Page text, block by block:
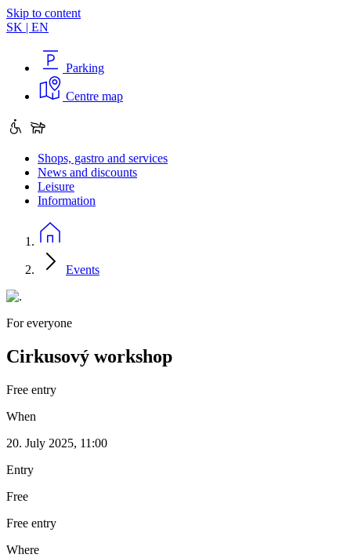
Skip to content
SK | EN
Parking
Centre map
Shops, gastro and services
News and discounts
Leisure
Information
Events
For everyone
Cirkusový workshop
Free entry
When
20. July 2025, 11:00
Entry
Free
Free entry
Where